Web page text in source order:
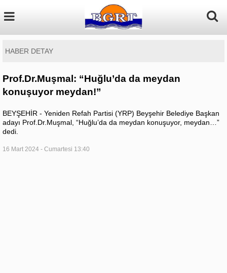
HABER DETAY
Prof.Dr.Muşmal: “Huğlu’da da meydan
konuşuyor meydan!”
BEYŞEHİR - Yeniden Refah Partisi (YRP) Beyşehir Belediye Başkan
adayı Prof.Dr.Muşmal, “Huğlu’da da meydan konuşuyor, meydan…”
dedi.
16 Mart 2024 - Cumartesi 13:40